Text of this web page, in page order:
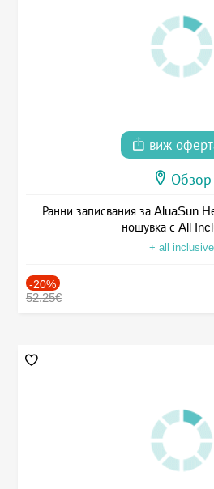
виж
Обзор
Ранни записвания за AluaSun
нощувка с All
+ all inclusive
-20%
52.25€